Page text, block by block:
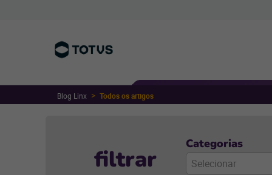
Blog Linx Todos os artigos
filtrar
Categorias
Selecionar